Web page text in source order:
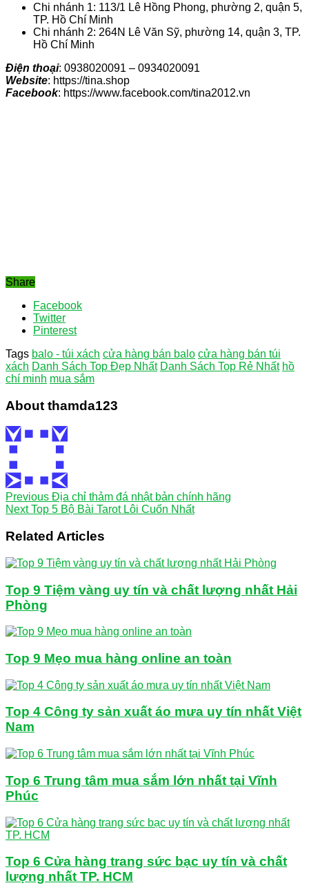
Chi nhánh 1: 113/1 Lê Hồng Phong, phường 2, quận 5,
TP. Hồ Chí Minh
Chi nhánh 2: 264N Lê Văn Sỹ, phường 14, quận 3, TP.
Hồ Chí Minh
Điện thoại: 0938020091 – 0934020091
Website: https://tina.shop
Facebook: https://www.facebook.com/tina2012.vn
Share
Facebook
Twitter
Pinterest
Tags balo - túi xách cửa hàng bán balo cửa hàng bán túi
xách Danh Sách Top Đẹp Nhất Danh Sách Top Rẻ Nhất hồ
chí minh mua sắm
About thamda123
Previous Địa chỉ thảm đá nhật bản chính hãng
NextTop 5 Bộ Bài Tarot Lôi Cuốn Nhất
Related Articles
Top 9 Tiệm vàng uy tín và chất lượng nhất Hải
Phòng
Top 9 Mẹo mua hàng online an toàn
Top 4 Công ty sản xuất áo mưa uy tín nhất Việt
Nam
Top 6 Trung tâm mua sắm lớn nhất tại Vĩnh
Phúc
Top 6 Cửa hàng trang sức bạc uy tín và chất
lượng nhất TP. HCM